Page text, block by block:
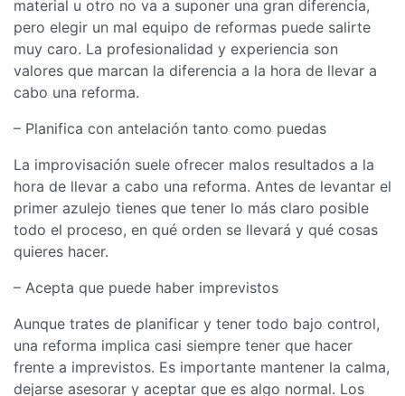
material u otro no va a suponer una gran diferencia,
pero elegir un mal equipo de reformas puede salirte
muy caro. La profesionalidad y experiencia son
valores que marcan la diferencia a la hora de llevar a
cabo una reforma.
– Planifica con antelación tanto como puedas
La improvisación suele ofrecer malos resultados a la
hora de llevar a cabo una reforma. Antes de levantar el
primer azulejo tienes que tener lo más claro posible
todo el proceso, en qué orden se llevará y qué cosas
quieres hacer.
– Acepta que puede haber imprevistos
Aunque trates de planificar y tener todo bajo control,
una reforma implica casi siempre tener que hacer
frente a imprevistos. Es importante mantener la calma,
dejarse asesorar y aceptar que es algo normal. Los